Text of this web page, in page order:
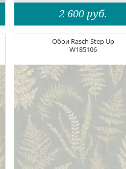
2 600 руб.
Обои Rasch Step Up
W185106